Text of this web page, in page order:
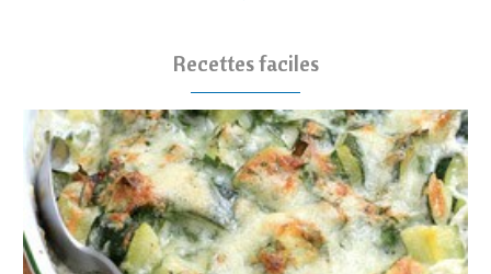
Recettes faciles